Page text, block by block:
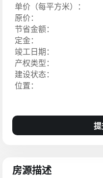
单价（每平方米）：
原价：
节省金额：
定金：
竣工日期：
产权类型：
建设状态：
位置：
房源描述